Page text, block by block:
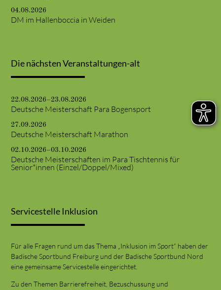
04.08.2026
DM im Hallenboccia in Weiden
Die nächsten Veranstaltungen-alt
22.08.2026–23.08.2026
Deutsche Meisterschaft Para Bogensport
27.09.2026
Deutsche Meisterschaft Marathon
02.10.2026–03.10.2026
Deutsche Meisterschaften im Para Tischtennis für
Senior*innen (Einzel/Doppel/Mixed)
Servicestelle Inklusion
Für alle Fragen rund um das Thema „Inklusion im Sport“ haben der
Badische Sportbund Freiburg und der Badische Sportbund Nord
eine gemeinsame Servicestelle eingerichtet.
Zu den Themen Barrierefreiheit, Bezuschussung und